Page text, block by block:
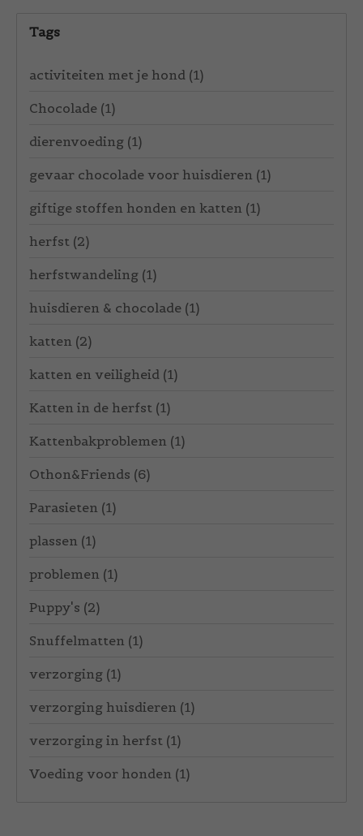
Tags
activiteiten met je hond (1)
Chocolade (1)
dierenvoeding (1)
gevaar chocolade voor huisdieren (1)
giftige stoffen honden en katten (1)
herfst (2)
herfstwandeling (1)
huisdieren & chocolade (1)
katten (2)
katten en veiligheid (1)
Katten in de herfst (1)
Kattenbakproblemen (1)
Othon&Friends (6)
Parasieten (1)
plassen (1)
problemen (1)
Puppy's (2)
Snuffelmatten (1)
verzorging (1)
verzorging huisdieren (1)
verzorging in herfst (1)
Voeding voor honden (1)